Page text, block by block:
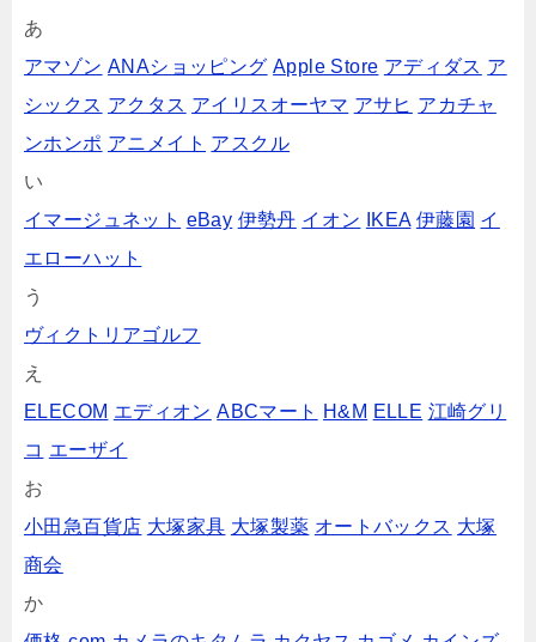
あ
アマゾン ANAショッピング Apple Store アディダス ア
シックス アクタス アイリスオーヤマ アサヒ アカチャ
ンホンポ アニメイト アスクル
い
イマージュネット eBay 伊勢丹 イオン IKEA 伊藤園 イ
エローハット
う
ヴィクトリアゴルフ
え
ELECOM エディオン ABCマート H&M ELLE 江崎グリ
コ エーザイ
お
小田急百貨店 大塚家具 大塚製薬 オートバックス 大塚
商会
か